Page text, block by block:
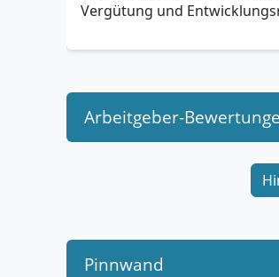
Vergütung und
Arbeitgeber-
Pinnwand